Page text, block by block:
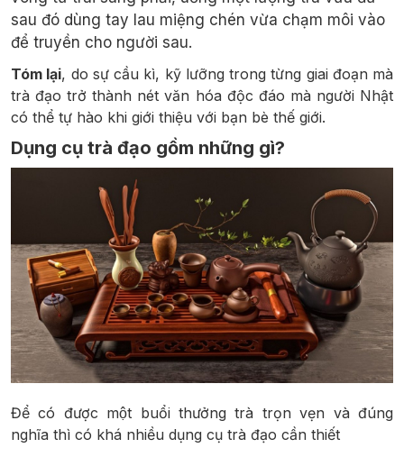
sau đó dùng tay lau miệng chén vừa chạm môi vào
để truyền cho người sau.
Tóm lại, do sự cầu kì, kỹ lưỡng trong từng giai đoạn mà
trà đạo trở thành nét văn hóa độc đáo mà người Nhật
có thể tự hào khi giới thiệu với bạn bè thế giới.
Dụng cụ trà đạo gồm những gì?
Để có được một buổi thưởng trà trọn vẹn và đúng
nghĩa thì có khá nhiều dụng cụ trà đạo cần thiết